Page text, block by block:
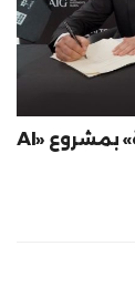
شركة «AIG» تتعاون مع «CSCEC الصينية» بمشروع «AI